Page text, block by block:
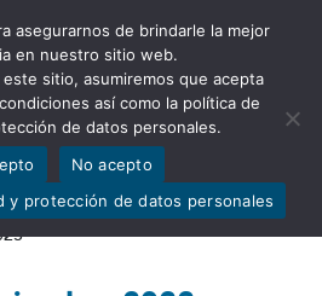
herramientas
2022
asegurarnos de brindarle la mejor
en nuestro sitio web.
sitio, asumiremos que acepta
así como la política de
de datos personales.
No acepto
y protección de datos personales